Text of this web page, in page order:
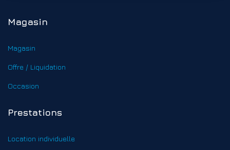
Magasin
Magasin
Offre / Liquidation
Occasion
Prestations
Location individuelle